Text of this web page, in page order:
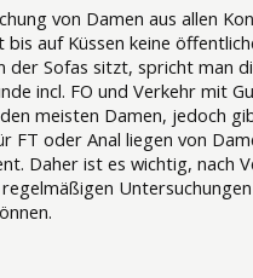
von Damen aus allen
auf Küssen keine
Sofas sitzt, spricht man
incl. FO und Verkehr mit
meisten Damen, jedoch
FT oder Anal liegen von
Daher ist es wichtig, nach